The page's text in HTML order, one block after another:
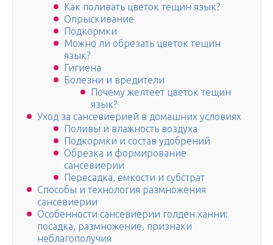
Как поливать цветок тещин язык?
Опрыскивание
Подкормки
Можно ли обрезать цветок тещин
язык?
Гигиена
Болезни и вредители
Почему желтеет цветок тещин
язык?
Уход за сансевиерией в домашних условиях
Поливы и влажность воздуха
Подкормки и состав удобрений
Обрезка и формирование
сансевиерии
Пересадка, емкости и субстрат
Способы и технология размножения
сансевиерии
Особенности сансевиерии голден ханни:
посадка, размножение, признаки
неблагополучия